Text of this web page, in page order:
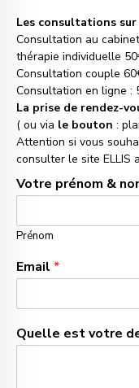
Les consultations sur
Consultation au
thérapie individuelle
Consultation couple
Consultation en ligne :
La prise de rendez-
( ou via le bouton :
Attention si vous
consulter le site ELLIS
Votre prénom &
Prénom
Email *
Quelle est votre